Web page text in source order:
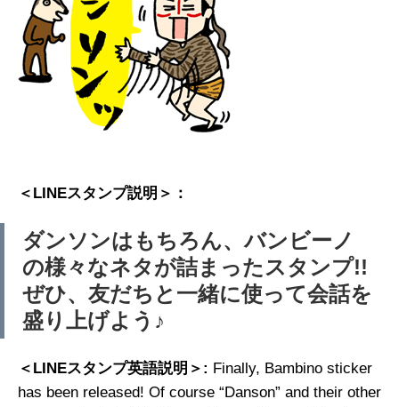
＜LINEスタンプ説明＞：
ダンソンはもちろん、バンビーノ
の様々なネタが詰まったスタンプ!!
ぜひ、友だちと一緒に使って会話を
盛り上げよう♪
＜LINEスタンプ英語説明＞: Finally, Bambino sticker
has been released! Of course “Danson” and their other